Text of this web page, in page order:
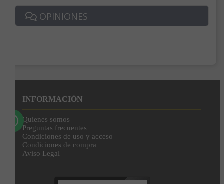
OPINIONES
INFORMACIÓN
Quienes somos
Preguntas frecuentes
Condiciones de uso y acceso
Condiciones de compra
Aviso Legal